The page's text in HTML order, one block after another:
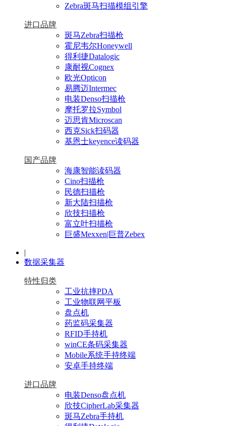
Zebra斑马扫描模组引擎
进口品牌
斑马Zebra扫描枪
霍尼韦尔Honeywell
得利捷Datalogic
康耐视Cognex
欧光Opticon
易腾迈Intermec
电装Denso扫描枪
摩托罗拉Symbol
迈思肯Microscan
西克Sick扫码器
基恩士keyence读码器
国产品牌
海康智能读码器
Cino扫描枪
民德扫描枪
新大陆扫描枪
欣技扫描枪
富立叶扫描枪
巨盛Mexxen|巨普Zebex
|
数据采集器
特性归类
工业抗摔PDA
工业物联网平板
盘点机
药监码采集器
RFID手持机
winCE条码采集器
Mobile系统手持终端
安卓手持终端
进口品牌
电装Denso盘点机
欣技CipherLab采集器
斑马Zebra手持机